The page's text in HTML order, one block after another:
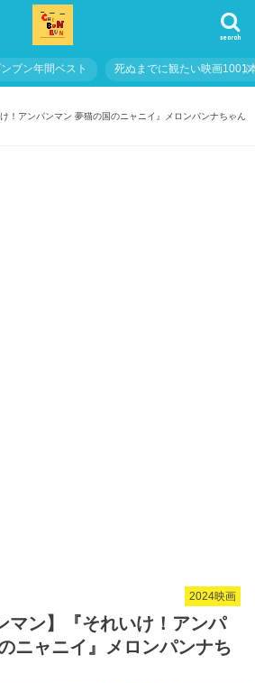
search
ブン年間ベスト 死ぬまでに観たい映画1001
！アンパンマン 夢猫の国のニャニイ』メロンパンナちゃん
2024映画
マン】『それいけ！アンパ
ニャニイ』メロンパンナち